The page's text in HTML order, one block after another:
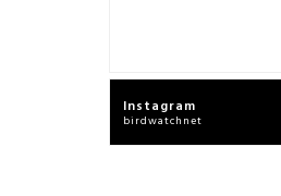
Instagram
birdwatchnet